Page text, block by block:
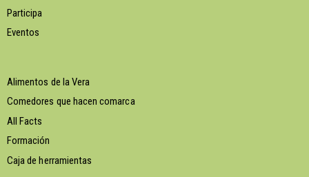
Participa
Eventos
Alimentos de la Vera
Comedores que hacen comarca
All Facts
Formación
Caja de herramientas